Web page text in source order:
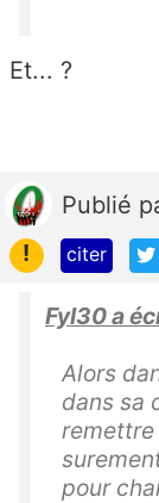
Et... ?
Publié
!
citer
Fyl30 a
Alors
dans sa
remettre
pour